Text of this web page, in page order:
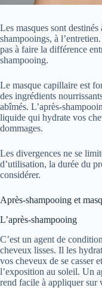
Les masques sont
shampooings, à
pas à faire la différence
shampooing.
Le masque capillaire est
des ingrédients
abîmés. L’après-
liquide qui hydrate vos
dommages.
Les divergences ne se
d’utilisation, la durée du
considérer.
Après-shampooing et
L’après-shampooing
C’est un agent de
cheveux lisses. Il les
vos cheveux de se casser
l’exposition au soleil. Un
rend facile à appliquer sur